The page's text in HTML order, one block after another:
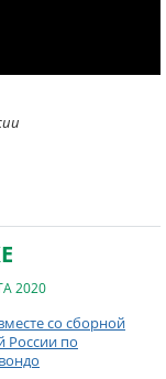
2020
со сборной
России по